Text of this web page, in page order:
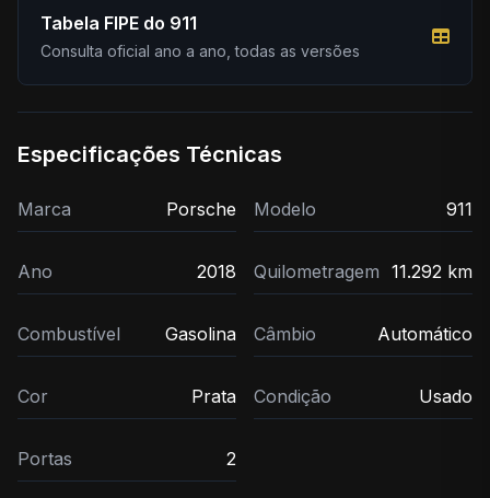
Tabela FIPE do 911
Consulta oficial ano a ano, todas as versões
Especificações Técnicas
Marca Porsche Modelo 911
Ano 2018 Quilometragem 11.292 km
Combustível Gasolina Câmbio Automático
Cor Prata Condição Usado
Portas 2